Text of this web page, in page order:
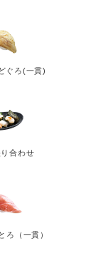
ぐろ(一貫)
合わせ
ろ（一貫）